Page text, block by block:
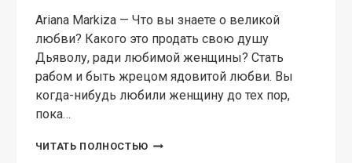
Ariana Markiza — Что вы знаете о великой
любви? Какого это продать свою душу
Дьяволу, ради любимой женщины? Стать
рабом и быть жрецом ядовитой любви. Вы
когда-нибудь любили женщину до тех пор,
пока…
ЧИТАТЬ ПОЛНОСТЬЮ ИТАЛЬЯНСКИЙ